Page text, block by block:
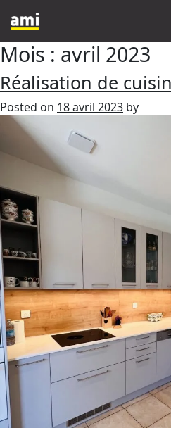
Mois : avril 2023
Réalisation de
Posted on 18 avril 2023 by